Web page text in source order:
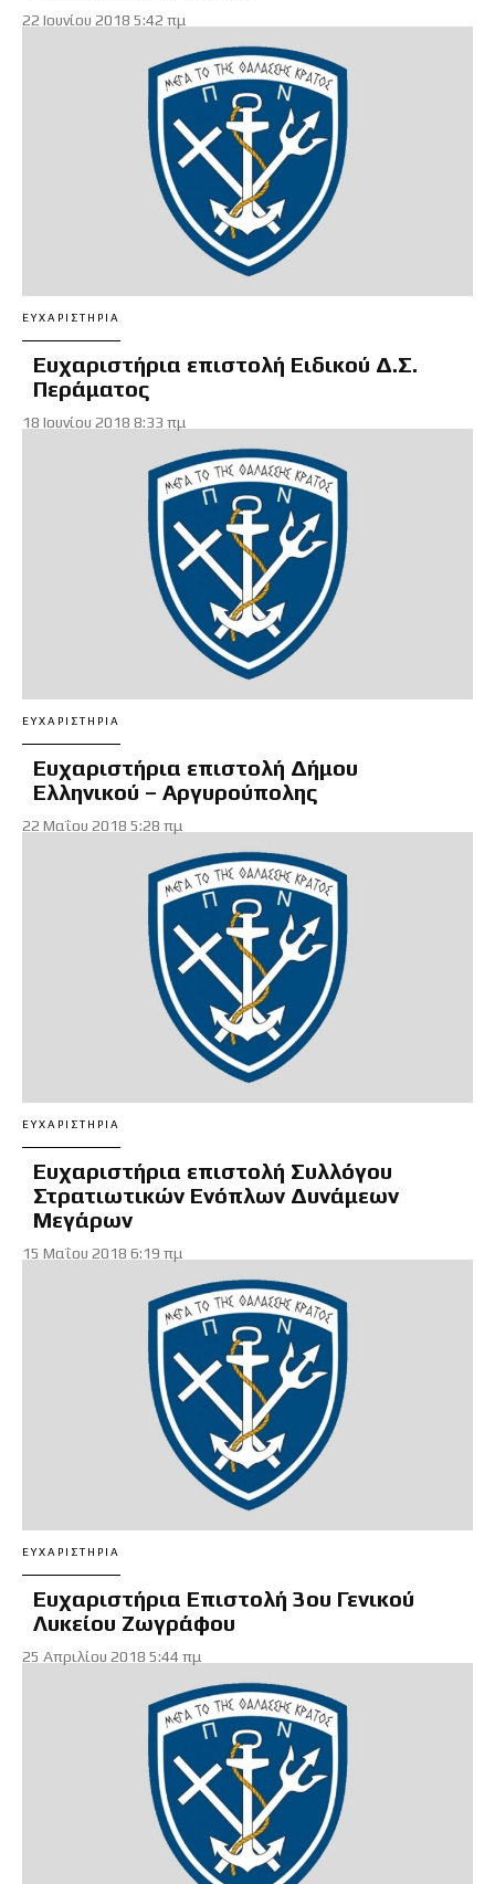
22 Ιουνίου 2018 5:42 πμ
ΕΥΧΑΡΙΣΤΉΡΙΑ
Ευχαριστήρια επιστολή Ειδικού Δ.Σ.
Περάματος
18 Ιουνίου 2018 8:33 πμ
ΕΥΧΑΡΙΣΤΉΡΙΑ
Ευχαριστήρια επιστολή Δήμου
Ελληνικού – Αργυρούπολης
22 Μαΐου 2018 5:28 πμ
ΕΥΧΑΡΙΣΤΉΡΙΑ
Ευχαριστήρια επιστολή Συλλόγου
Στρατιωτικών Ενόπλων Δυνάμεων
Μεγάρων
15 Μαΐου 2018 6:19 πμ
ΕΥΧΑΡΙΣΤΉΡΙΑ
Ευχαριστήρια Επιστολή 3ου Γενικού
Λυκείου Ζωγράφου
25 Απριλίου 2018 5:44 πμ